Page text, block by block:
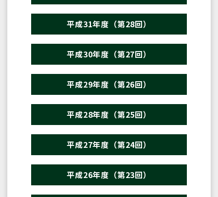
平成31年度（第28回）
平成30年度（第27回）
平成29年度（第26回）
平成28年度（第25回）
平成27年度（第24回）
平成26年度（第23回）